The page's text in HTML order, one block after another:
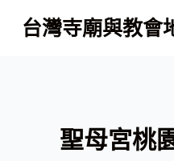
跳
至
台灣寺廟與教會
聖母宮桃